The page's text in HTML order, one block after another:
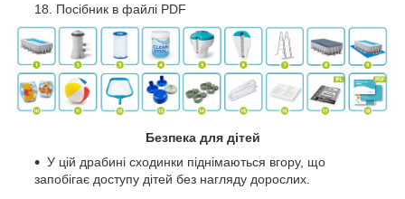
Посібник в файлі PDF
Безпека для дітей
У цій драбині сходинки піднімаються вгору, що
запобігає доступу дітей без нагляду дорослих.